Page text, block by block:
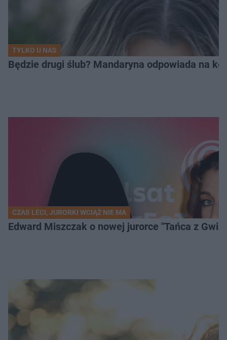
TYLKO U NAS
Będzie drugi ślub? Mandaryna odpowiada na
CZAS LECI, JURORKI WCIĄŻ NIE MA
Edward Miszczak o nowej jurorce "Tańca z